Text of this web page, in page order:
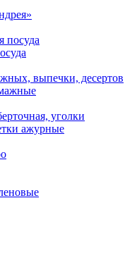
посуда
выпечки, десертов
уголки
ажурные